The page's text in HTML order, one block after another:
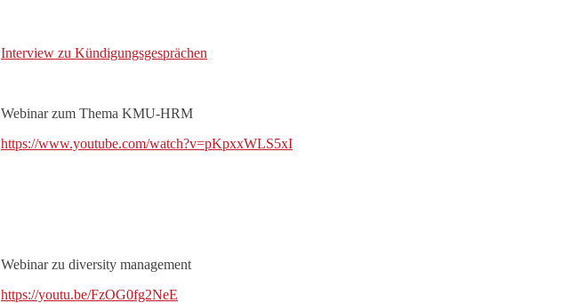
Interview zu Kündigungsgesprächen
Webinar zum Thema KMU-HRM
https://www.youtube.com/watch?v=pKpxxWLS5xI
Webinar zu diversity management
https://youtu.be/FzOG0fg2NeE